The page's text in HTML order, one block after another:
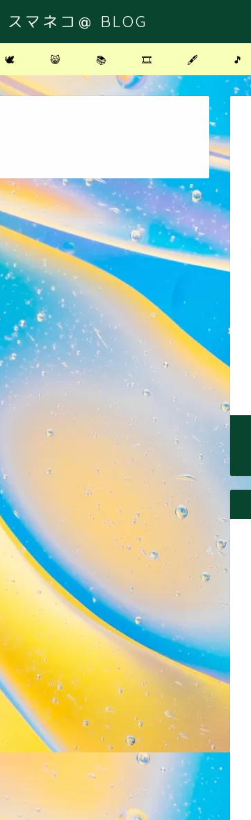
スマネコ＠ BLOG
🕊 😸 📚 🎞 🖋 🎵